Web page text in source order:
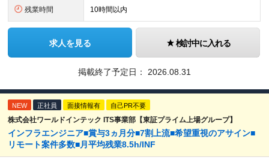
残業時間 10時間以内
求人を見る 検討中に入れる
掲載終了予定日： 2026.08.31
NEW 正社員 面接情報有 自己PR不要
株式会社ワールドインテック ITS事業部【東証プライム上場グループ】
インフラエンジニア■賞与3ヵ月分■7割上流■希望重視のアサイン■
リモート案件多数■月平均残業8.5h/INF